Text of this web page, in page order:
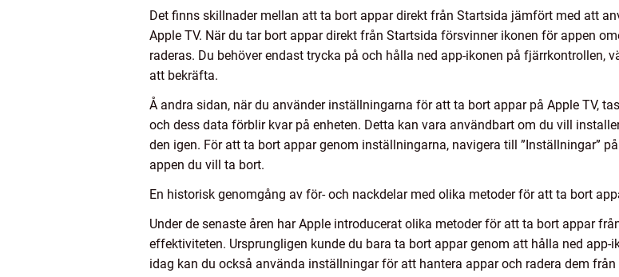
Det finns skillnader mellan att ta bort appar direkt från Startsida jämfört med att
Apple TV. När du tar bort appar direkt från Startsida försvinner ikonen för appen
raderas. Du behöver endast trycka på och hålla ned app-ikonen på fjärrkontrollen,
att bekräfta.
Å andra sidan, när du använder inställningarna för att ta bort appar på Apple TV,
och dess data förblir kvar på enheten. Detta kan vara användbart om du vill
den igen. För att ta bort appar genom inställningarna, navigera till ”Inställningar”
appen du vill ta bort.
En historisk genomgång av för- och nackdelar med olika metoder för att ta bort
Under de senaste åren har Apple introducerat olika metoder för att ta bort appar
effektiviteten. Ursprungligen kunde du bara ta bort appar genom att hålla ned
idag kan du också använda inställningar för att hantera appar och radera dem